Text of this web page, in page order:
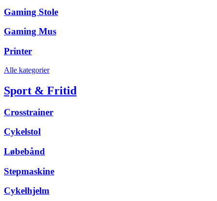
Gaming Stole
Gaming Mus
Printer
Alle kategorier
Sport & Fritid
Crosstrainer
Cykelstol
Løbebånd
Stepmaskine
Cykelhjelm